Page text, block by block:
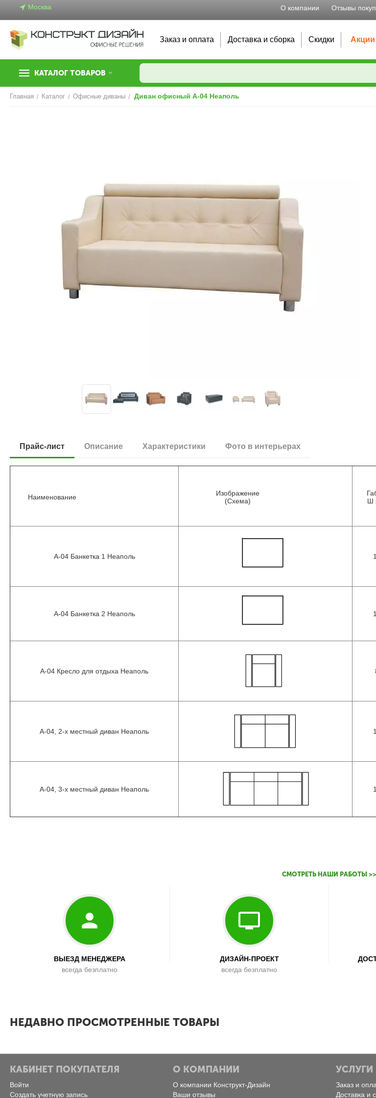
Москва О компании Отзывы
Заказ и оплата Доставка и сборка Скидки Акции
КАТАЛОГ ТОВАРОВ
Главная / Каталог / Офисные диваны / Диван офисный A-04 Неаполь
Прайс-лист Описание Характеристики Фото в интерьерах
Наименование
Изображение
(Схема)
Ш
A-04 Банкетка 1 Неаполь
A-04 Банкетка 2 Неаполь
A-04 Кресло для отдыха Неаполь
A-04, 2-х местный диван Неаполь
A-04, 3-х местный диван Неаполь
СМОТРЕТЬ НАШИ РАБОТЫ >>
ВЫЕЗД МЕНЕДЖЕРА
всегда безплатно
ДИЗАЙН-ПРОЕКТ
всегда безплатно
НЕДАВНО ПРОСМОТРЕННЫЕ ТОВАРЫ
КАБИНЕТ ПОКУПАТЕЛЯ
Войти
Создать учетную запись
О КОМПАНИИ
О компании Конструкт-Дизайн
Ваши отзывы
УСЛУГИ
Заказ и
Доставка и